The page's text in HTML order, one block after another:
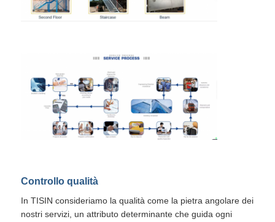
Controllo qualità
In TISIN consideriamo la qualità come la pietra angolare dei
nostri servizi, un attributo determinante che guida ogni